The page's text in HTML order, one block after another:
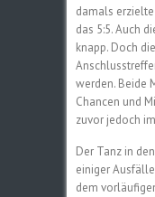
damals
das 5:5. Auch
knapp. Doch
werden. Beide
Chancen und
zuvor jedoch
Der Tanz in
einiger
dem